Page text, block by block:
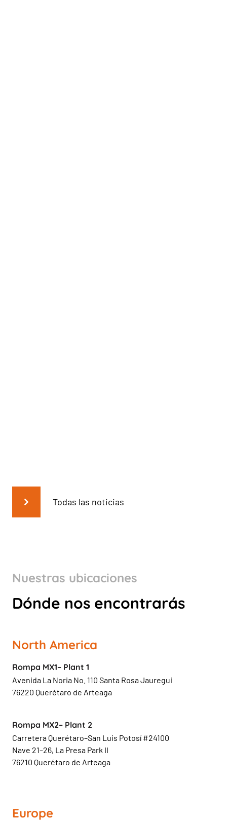
Todas las noticias
Nuestras ubicaciones
Dónde nos encontrarás
North America
Rompa MX1– Plant 1
Avenida La Noria No. 110 Santa Rosa Jauregui
76220 Querétaro de Arteaga
Rompa MX2– Plant 2
Carretera Querétaro–San Luis Potosí #24100
Nave 21–26, La Presa Park II
76210 Querétaro de Arteaga
Europe